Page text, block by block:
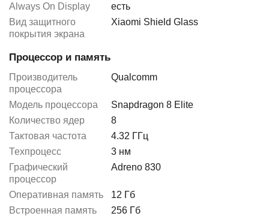
Always On Display
есть
Вид защитного
покрытия экрана
Xiaomi Shield Glass
Процессор и память
Производитель
процессора
Qualcomm
Модель процессора
Snapdragon 8 Elite
Количество ядер
8
Тактовая частота
4.32 ГГц
Техпроцесс
3 нм
Графический
процессор
Adreno 830
Оперативная память
12 Гб
Встроенная память
256 Гб